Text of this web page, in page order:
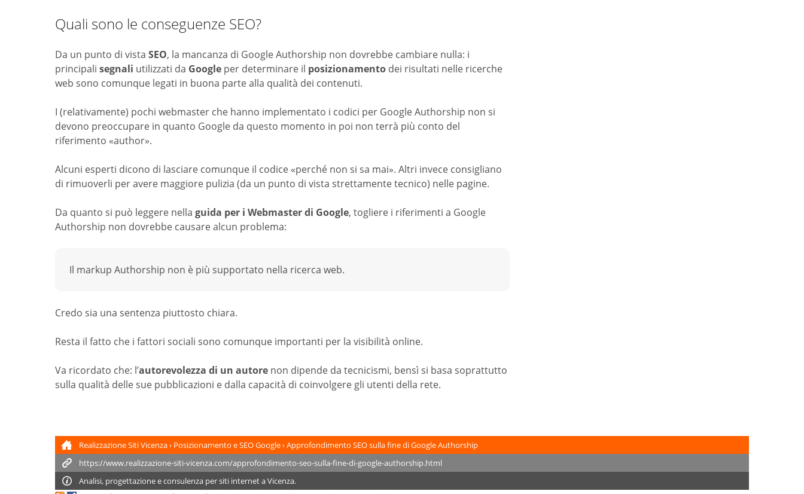
Quali sono le conseguenze SEO?
Da un punto di vista SEO, la mancanza di Google Authorship non dovrebbe cambiare nulla: i
principali segnali utilizzati da Google per determinare il posizionamento dei risultati nelle ricerche
web sono comunque legati in buona parte alla qualità dei contenuti.
I (relativamente) pochi webmaster che hanno implementato i codici per Google Authorship non si
devono preoccupare in quanto Google da questo momento in poi non terrà più conto del
riferimento «author».
Alcuni esperti dicono di lasciare comunque il codice «perché non si sa mai». Altri invece consigliano
di rimuoverli per avere maggiore pulizia (da un punto di vista strettamente tecnico) nelle pagine.
Da quanto si può leggere nella guida per i Webmaster di Google, togliere i riferimenti a Google
Authorship non dovrebbe causare alcun problema:
Il markup Authorship non è più supportato nella ricerca web.
Credo sia una sentenza piuttosto chiara.
Resta il fatto che i fattori sociali sono comunque importanti per la visibilità online.
Va ricordato che: l’autorevolezza di un autore non dipende da tecnicismi, bensì si basa soprattutto
sulla qualità delle sue pubblicazioni e dalla capacità di coinvolgere gli utenti della rete.
Realizzazione Siti Vicenza› Posizionamento e SEO Google›Approfondimento SEO sulla fine di Google Authorship
Analisi, progettazione e consulenza persiti interneta Vicenza.